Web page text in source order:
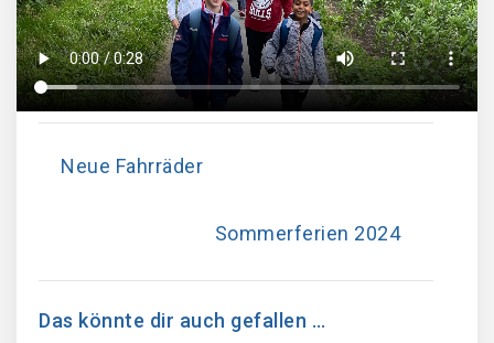
Neue Fahrräder
Sommerferien 2024
Das könnte dir auch gefallen …